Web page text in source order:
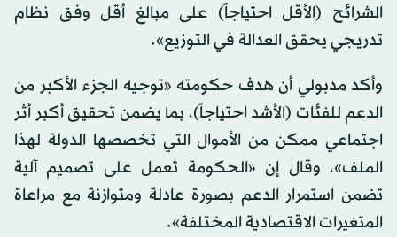
الشرائح (الأقل احتياجاً) على مبالغ أقل وفق نظام
تدريجي يحقق العدالة في التوزيع».
وأكد مدبولي أن هدف حكومته «توجيه الجزء الأكبر من
الدعم للفئات (الأشد احتياجاً)، بما يضمن تحقيق أكبر أثر
اجتماعي ممكن من الأموال التي تخصصها الدولة لهذا
الملف»، وقال إن «الحكومة تعمل على تصميم آلية
تضمن استمرار الدعم بصورة عادلة ومتوازنة مع مراعاة
المتغيرات الاقتصادية المختلفة».